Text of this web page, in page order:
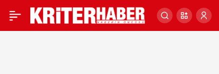
Kayseri Büyükşehir 0